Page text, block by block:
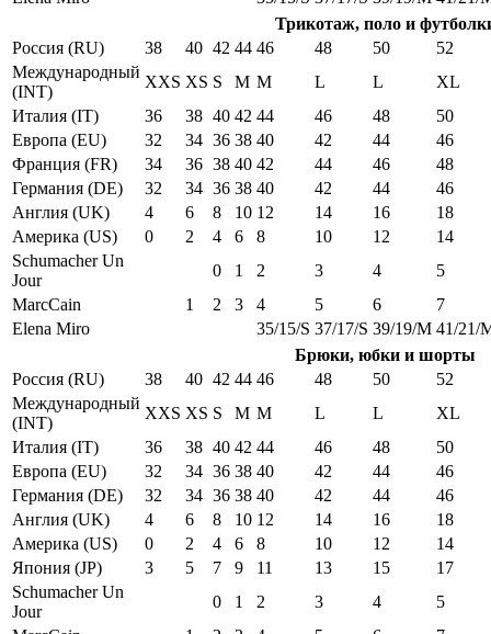
Трикотаж, поло и
Россия (RU)
38 40 42 44 46 48 50
52
Международный
(INT)
XXS XS S M M L L
XL
Италия (IT)
36 38 40 42 44 46 48
50
Европа (EU)
32 34 36 38 40 42 44
46
Франция (FR)
34 36 38 40 42 44 46
48
Германия (DE)
32 34 36 38 40 42 44
46
Англия (UK)
4 6 8 10 12 14 16
18
Америка (US)
0 2 4 6 8 10 12
14
Schumacher Un
Jour
0 1 2 3 4
5
MarcCain
1 2 3 4 5 6
7
Elena Miro
35/15/S 37/17/S 39/19/M 41/21/
Брюки, юбки и шорты
Россия (RU)
38 40 42 44 46 48 50
52
Международный
(INT)
XXS XS S M M L L
XL
Италия (IT)
36 38 40 42 44 46 48
50
Европа (EU)
32 34 36 38 40 42 44
46
Германия (DE)
32 34 36 38 40 42 44
46
Англия (UK)
4 6 8 10 12 14 16
18
Америка (US)
0 2 4 6 8 10 12
14
Япония (JP)
3 5 7 9 11 13 15
17
Schumacher Un
Jour
0 1 2 3 4
5